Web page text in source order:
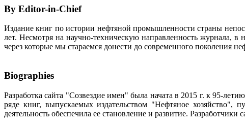
By Editor-in-Chief
Издание книг по истории нефтяной промышленности страны
лет. Несмотря на научно-техническую направленность журнала,
через которые мы стараемся донести до современного поколения
Biographies
Разработка сайта "Созвездие имен" была начата в 2015 г. к 95-
ряде книг, выпускаемых издательством "Нефтяное хозяйство",
деятельность обеспечила ее становление и развитие.